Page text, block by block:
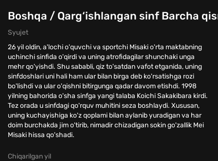
Boshqa / Qarg‘ishlangan sinf Barcha
Syujet
26 yil oldin, a'lochi o'quvchi va sportchi Misaki o'rta maktabning
uchinchi sinfida o'qirdi va uning atrofidagilar shunchaki unga
mehr qo'yishdi. Shu sababli, qiz to'satdan vafot etganida, uning
sinfdoshlari uni hali ham ular bilan birga deb ko'rsatishga rozi
bo'lishdi va ular o'qishni bitirgunga qadar davom etishdi. 1998
yilning bahorida o'sha sinfga yangi talaba Koichi Sakakibara kirdi.
Tez orada u sinfdagi qo'rquv muhitini seza boshlaydi. Xususan,
uning kuchayishiga ko'z qoplami bilan aylanib yuradigan va har
doim burchakda jim o'tirib, nimadir chizadigan sokin go'zallik Mei
Misaki hissa qo'shadi.
Chiqarilgan yil